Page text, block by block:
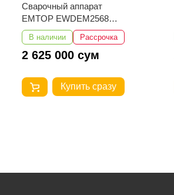
Сварочный аппарат
EMTOP ETIG1652
TIG/MMA
В наличии Рассрочка
2 700 000 сум
Купить сразу